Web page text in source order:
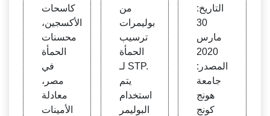
كاسحات
الأكسجين،
محسنات
الحمأة
في
مصر،
معادلة
الأمينات
من
بوليمرات
ترسيب
الحمأة
لـ STP.
يتم
استخدام
البوليمر
التاريخ:
30
مارس
2020
المصدر:
جامعة
هونج
كونج